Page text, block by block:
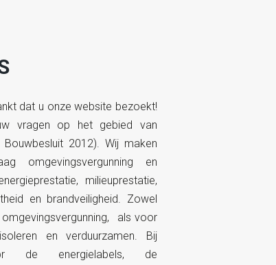
dat u onze website bezoekt!
vragen op het gebied van
2012). Wij maken
omgevingsvergunning en
milieuprestatie,
en brandveiligheid. Zowel
als voor
en verduurzamen. Bij
de energielabels, de